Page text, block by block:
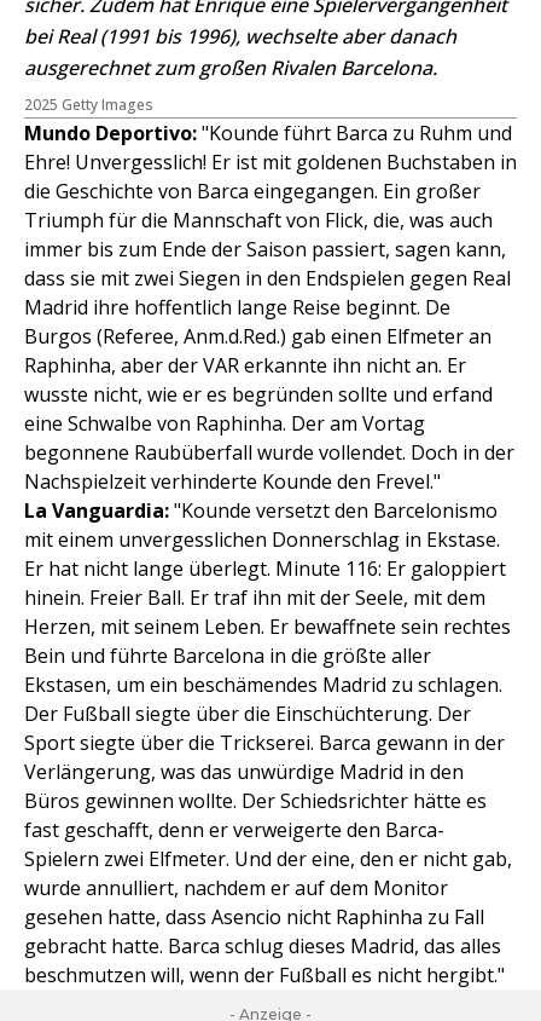
bei Real (1991 bis 1996), wechselte aber danach
ausgerechnet zum großen Rivalen Barcelona.
2025 Getty Images
Mundo Deportivo:"Kounde führt Barca zu Ruhm und
Ehre! Unvergesslich! Er ist mit goldenen Buchstaben in
die Geschichte von Barca eingegangen. Ein großer
Triumph für die Mannschaft von Flick, die, was auch
immer bis zum Ende der Saison passiert, sagen kann,
dass sie mit zwei Siegen in den Endspielen gegen Real
Madrid ihre hoffentlich lange Reise beginnt. De
Burgos (Referee, Anm.d.Red.) gab einen Elfmeter an
Raphinha, aber der VAR erkannte ihn nicht an. Er
wusste nicht, wie er es begründen sollte und erfand
eine Schwalbe von Raphinha. Der am Vortag
begonnene Raubüberfall wurde vollendet. Doch in der
Nachspielzeit verhinderte Kounde den Frevel."
La Vanguardia:"Kounde versetzt den Barcelonismo
mit einem unvergesslichen Donnerschlag in Ekstase.
Er hat nicht lange überlegt. Minute 116: Er galoppiert
hinein. Freier Ball. Er traf ihn mit der Seele, mit dem
Herzen, mit seinem Leben. Er bewaffnete sein rechtes
Bein und führte Barcelona in die größte aller
Ekstasen, um ein beschämendes Madrid zu schlagen.
Der Fußball siegte über die Einschüchterung. Der
Sport siegte über die Trickserei. Barca gewann in der
Verlängerung, was das unwürdige Madrid in den
Büros gewinnen wollte. Der Schiedsrichter hätte es
fast geschafft, denn er verweigerte den Barca-
Spielern zwei Elfmeter. Und der eine, den er nicht gab,
wurde annulliert, nachdem er auf dem Monitor
gesehen hatte, dass Asencio nicht Raphinha zu Fall
gebracht hatte. Barca schlug dieses Madrid, das alles
beschmutzen will, wenn der Fußball es nicht hergibt."
- Anzeige -